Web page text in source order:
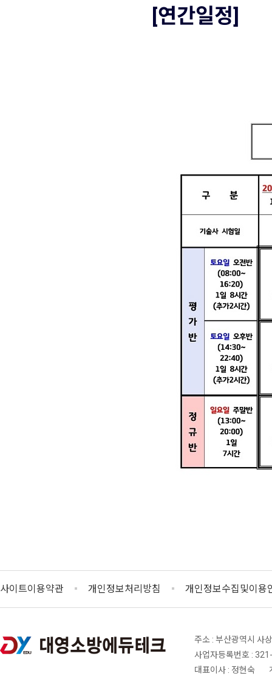
[연간일정]
사이트이용약관 개인정보처리방침 개인정보수집및이용
주소 : 부산광역시 사
사업자등록번호 :
대표이사 : 정현숙